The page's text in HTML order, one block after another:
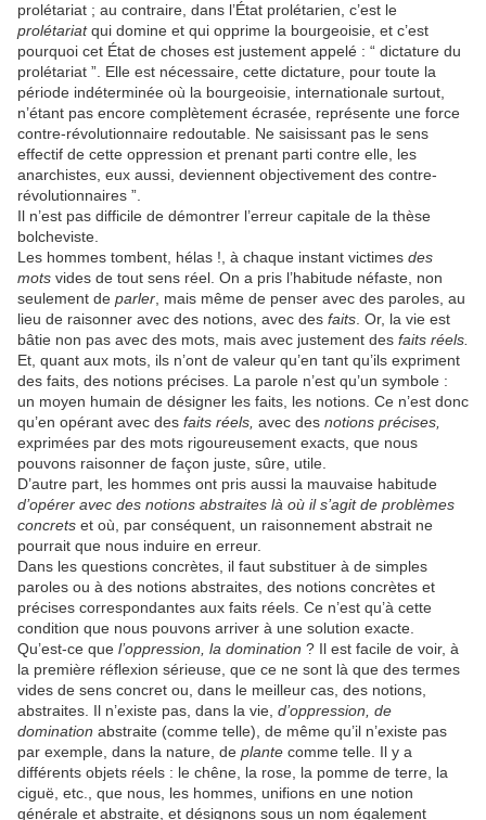
prolétariat ; au contraire, dans l’État prolétarien, c’est le
prolétariatqui domine et qui opprime la bourgeoisie, et c’est
pourquoi cet État de choses est justement appelé : “ dictature du
prolétariat ”. Elle est nécessaire, cette dictature, pour toute la
période indéterminée où la bourgeoisie, internationale surtout,
n’étant pas encore complètement écrasée, représente une force
contre-révolutionnaire redoutable. Ne saisissant pas le sens
effectif de cette oppression et prenant parti contre elle, les
anarchistes, eux aussi, deviennent objectivement des contre-
révolutionnaires ”.
Il n’est pas difficile de démontrer l’erreur capitale de la thèse
bolcheviste.
Les hommes tombent, hélas !, à chaque instant victimes des
mots vides de tout sens réel. On a pris l’habitude néfaste, non
seulement de parler , mais même de penser avec des paroles, au
lieu de raisonner avec des notions, avec des faits . Or, la vie est
bâtie non pas avec des mots, mais avec justement des faits réels.
Et, quant aux mots, ils n’ont de valeur qu’en tant qu’ils expriment
des faits, des notions précises. La parole n’est qu’un symbole :
un moyen humain de désigner les faits, les notions. Ce n’est donc
qu’en opérant avec des faits réels, avec des notions précises,
exprimées par des mots rigoureusement exacts, que nous
pouvons raisonner de façon juste, sûre, utile.
D’autre part, les hommes ont pris aussi la mauvaise habitude
d’opérer avec des notions abstraites là où il s’agit de problèmes
concrets et où, par conséquent, un raisonnement abstrait ne
pourrait que nous induire en erreur.
Dans les questions concrètes, il faut substituer à de simples
paroles ou à des notions abstraites, des notions concrètes et
précises correspondantes aux faits réels. Ce n’est qu’à cette
condition que nous pouvons arriver à une solution exacte.
Qu’est-ce que l’oppression, la domination ? Il est facile de voir, à
la première réflexion sérieuse, que ce ne sont là que des termes
vides de sens concret ou, dans le meilleur cas, des notions,
abstraites. Il n’existe pas, dans la vie, d’oppression, de
domination abstraite (comme telle), de même qu’il n’existe pas
par exemple, dans la nature, de plante comme telle. Il y a
différents objets réels : le chêne, la rose, la pomme de terre, la
ciguë, etc., que nous, les hommes, unifions en une notion
générale et abstraite, et désignons sous un nom également